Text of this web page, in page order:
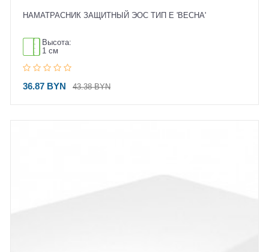
НАМАТРАСНИК ЗАЩИТНЫЙ ЭОС ТИП Е 'ВЕСНА'
Высота:
1 см
36.87 BYN 43.38 BYN